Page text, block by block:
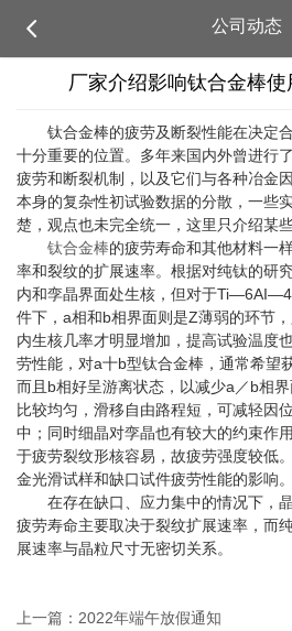
 公司动态
厂家介绍影响钛合金棒使
钛合金棒的疲劳及断裂性能在决定
十分重要的位置。多年来国内外曾进行
疲劳和断裂机制，以及它们与各种冶金
本身的复杂性初试验数据的分散，一些
楚，观点也未完全统一，这里只介绍某
钛合金棒的疲劳寿命和其他材料一
率和裂纹的扩展速率。根据对纯钛的研
内和孪晶界面处生核，但对于
件下，a相和b相界面则是Z薄弱的环节
内生核几率才明显增加，提高试验温度
劳性能，对a十b型钛合金棒，通常希望
而且b相好呈游离状态，以减少a／b相
比较均匀，滑移自由路程短，可减轻因
中；同时细晶对孪晶也有较大的约束作
于疲劳裂纹形核容易，故疲劳强度较
金光滑试样和缺口试件疲劳性能的影响。
在存在缺口、应力集中的情况下，
疲劳寿命主要取决于裂纹扩展速率，而
展速率与晶粒尺寸无密切关系。
上一篇：2022年端午放假通知